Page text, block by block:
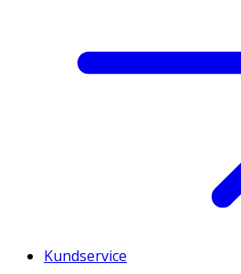
Kundservice